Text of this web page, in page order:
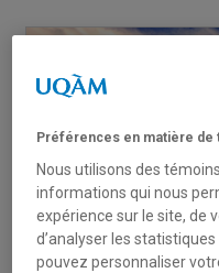
Préférences en matière de
Nous utilisons des
informations qui nous
expérience sur le site, de
d’analyser les
pouvez personnaliser